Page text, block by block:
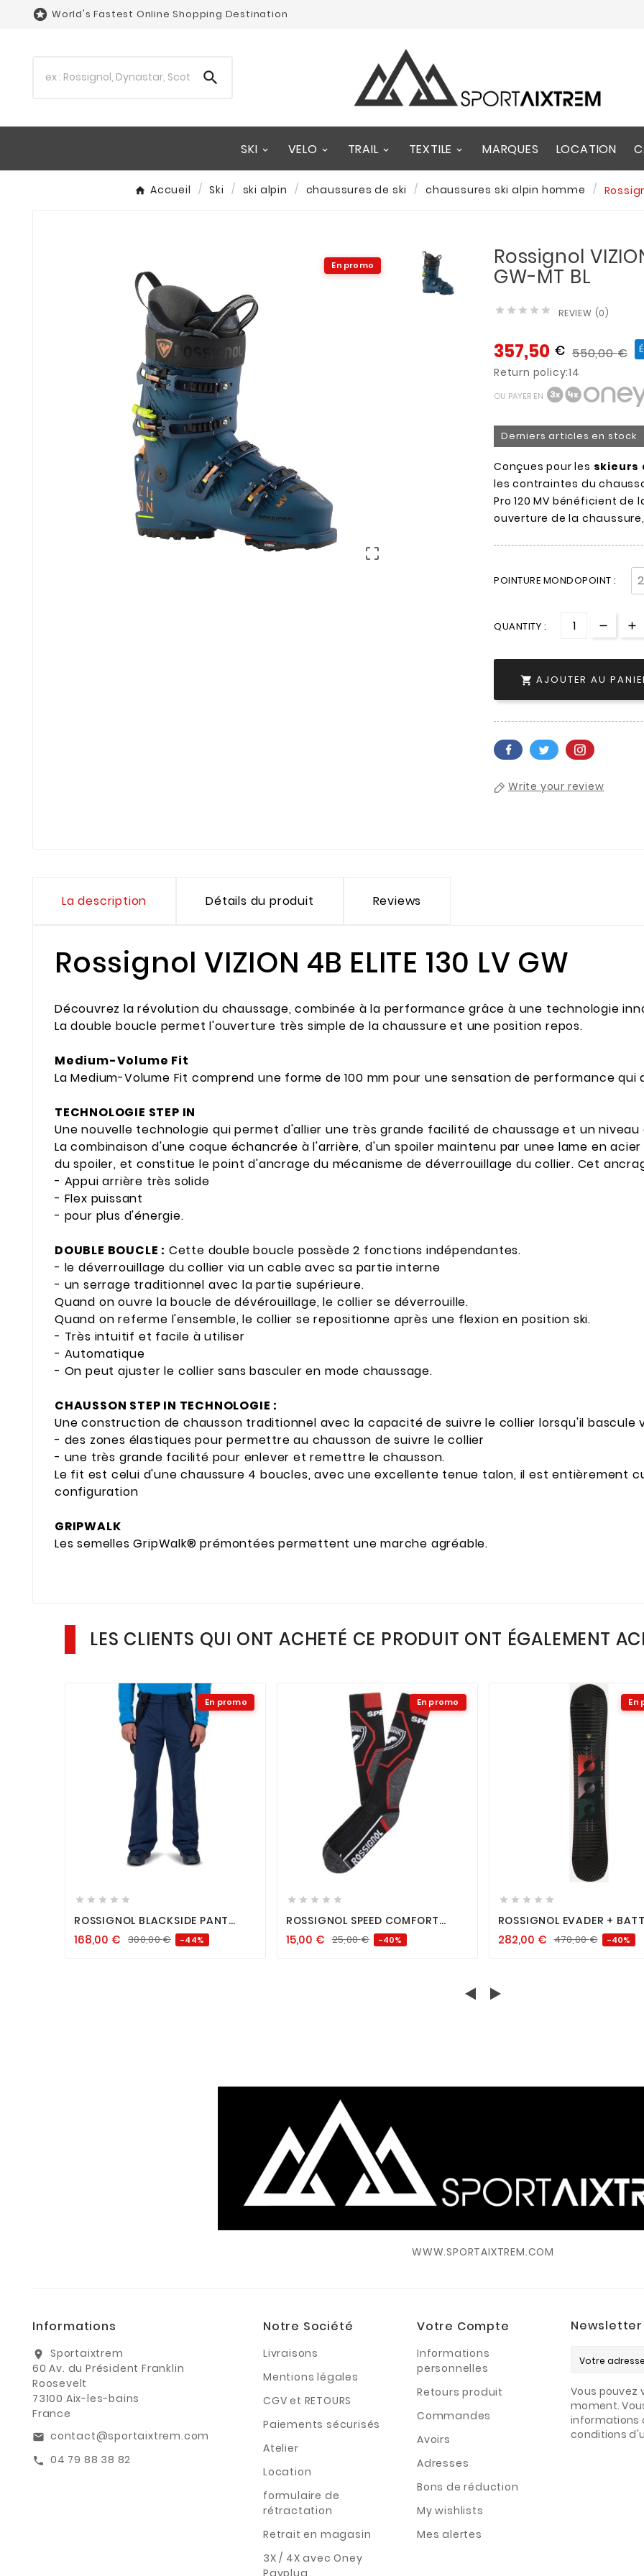
 World's Fastest Online Shopping Destination

SKI VELO TRAIL TEXTILE MARQUES LOCATION
Accueil Ski ski alpin chaussures de ski chaussures ski alpin homme
En promo

Rossignol
GW-MT BL
     REVIEW (0)
357,50 € 550,00€
Return policy:14
OU PAYER EN
Derniers articles en stock
Conçues pour les skieurs
les contraintes du
Pro 120 MV bénéficient
ouverture de la
POINTURE MONDOPOINT :
QUANTITY :
 AJOUTER AU
Write your review
La description Détails du produit Reviews
Rossignol VIZION 4B ELITE 130 LV GW
Découvrez la révolution du chaussage, combinée à la performance grâce à une technologie
La double boucle permet l'ouverture très simple de la chaussure et une position repos.
Medium-Volume Fit
La Medium-Volume Fit comprend une forme de 100 mm pour une sensation de performance
TECHNOLOGIE STEP IN
Une nouvelle technologie qui permet d'allier une très grande facilité de chaussage et un
La combinaison d'une coque échancrée à l'arrière, d'un spoiler maintenu par unee lame en
du spoiler, et constitue le point d'ancrage du mécanisme de déverrouillage du collier. Cet
- Appui arrière très solide
- Flex puissant
- pour plus d'énergie.
DOUBLE BOUCLE : Cette double boucle possède 2 fonctions indépendantes.
- le déverrouillage du collier via un cable avec sa partie interne
- un serrage traditionnel avec la partie supérieure.
Quand on ouvre la boucle de dévérouillage, le collier se déverrouille.
Quand on referme l'ensemble, le collier se repositionne après une flexion en position ski.
- Très intuitif et facile à utiliser
- Automatique
- On peut ajuster le collier sans basculer en mode chaussage.
CHAUSSON STEP IN TECHNOLOGIE :
Une construction de chausson traditionnel avec la capacité de suivre le collier lorsqu'il bascule
- des zones élastiques pour permettre au chausson de suivre le collier
- une très grande facilité pour enlever et remettre le chausson.
Le fit est celui d'une chaussure 4 boucles, avec une excellente tenue talon, il est entièrement
configuration
GRIPWALK
Les semelles GripWalk® prémontées permettent une marche agréable.
LES CLIENTS QUI ONT ACHETÉ CE PRODUIT ONT ÉGALEMENT
En promo
 
    
ROSSIGNOL BLACKSIDE PANT
DARK NAVY
168,00 € 300,00€ -44%
En promo
 
    
ROSSIGNOL SPEED COMFORT
CHAUSSETTES SPORTS RED
15,00 € 25,00€ -40%
En
 
    
ROSSIGNOL EVADER +
282,00 € 470,00€ -40%
WWW.SPORTAIXTREM.COM
Informations
location_on
Sportaixtrem
60 Av. du Président Franklin
Roosevelt
73100 Aix-les-bains
France
email contact@sportaixtrem.com
call 04 79 88 38 82
Notre Société
Livraisons
Mentions légales
CGV et RETOURS
Paiements sécurisés
Atelier
Location
formulaire de
rétractation
Retrait en magasin
3X / 4X avec Oney
Votre Compte
Informations
personnelles
Retours produit
Commandes
Avoirs
Adresses
Bons de réduction
My wishlists
Mes alertes
Newsletter
Vous pouvez
moment.
informations
conditions